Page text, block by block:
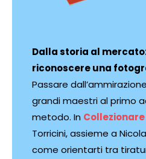
Dalla storia al
riconoscere una
Passare
grandi maestri al primo
metodo. In
Torricini, assieme a
come orientarti tra